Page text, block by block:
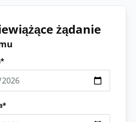
żądanie